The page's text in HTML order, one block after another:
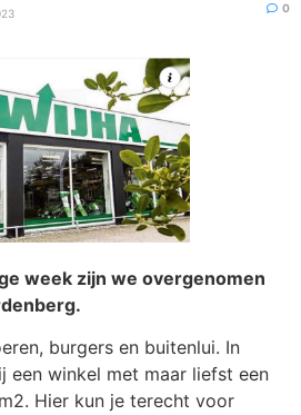
0
week zijn we overgenomen
burgers en buitenlui. In
een winkel met maar liefst een
Hier kun je terecht voor